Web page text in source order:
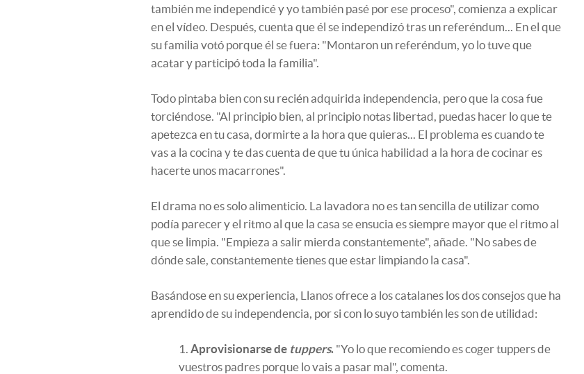
también me independicé y yo también pasé por ese proceso", comienza a explicar
en el vídeo. Después, cuenta que él se independizó tras un referéndum... En el que
su familia votó porque él se fuera: "Montaron un referéndum, yo lo tuve que
acatar y participó toda la familia".
Todo pintaba bien con su recién adquirida independencia, pero que la cosa fue
torciéndose. "Al principio bien, al principio notas libertad, puedas hacer lo que te
apetezca en tu casa, dormirte a la hora que quieras... El problema es cuando te
vas a la cocina y te das cuenta de que tu única habilidad a la hora de cocinar es
hacerte unos macarrones".
El drama no es solo alimenticio. La lavadora no es tan sencilla de utilizar como
podía parecer y el ritmo al que la casa se ensucia es siempre mayor que el ritmo al
que se limpia. "Empieza a salir mierda constantemente", añade. "No sabes de
dónde sale, constantemente tienes que estar limpiando la casa".
Basándose en su experiencia, Llanos ofrece a los catalanes los dos consejos que ha
aprendido de su independencia, por si con lo suyo también les son de utilidad:
Aprovisionarse de tuppers. "Yo lo que recomiendo es coger tuppers de
vuestros padres porque lo vais a pasar mal", comenta.